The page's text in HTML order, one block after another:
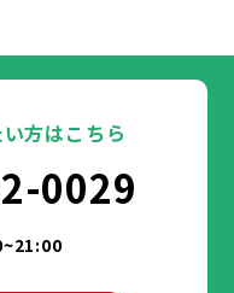
方はこちら
0029